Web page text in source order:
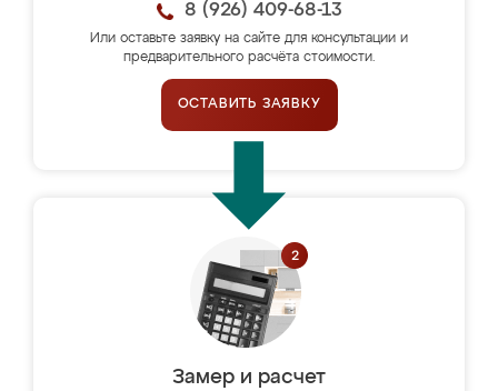
8 (926) 409-68-13
Или оставьте заявку на сайте для консультации и
предварительного расчёта стоимости.
ОСТАВИТЬ ЗАЯВКУ
Замер и расчет